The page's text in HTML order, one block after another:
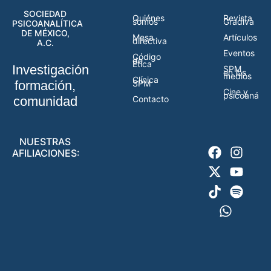
SOCIEDAD
PSICOANALÍTICA
DE MÉXICO,
A.C.
Investigación,
formación,
comunidad
NUESTRAS
AFILIACIONES:
Quiénes
somos
Mesa
directiva
Código
de
Ética
Clínica
SPM
Contacto
Revista
Gradiva
Artículos
Eventos
SPM
en los
medios
Cine y